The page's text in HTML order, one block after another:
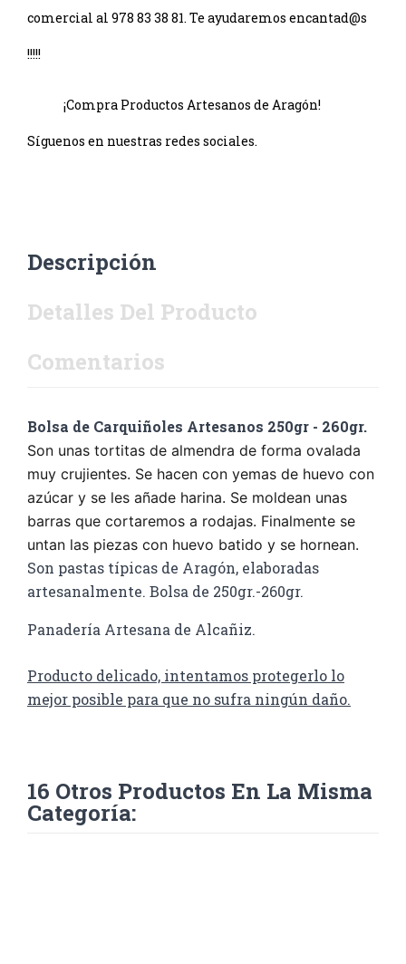
comercial al 978 83 38 81. Te ayudaremos encantad@s
!!!!!
¡Compra Productos Artesanos de Aragón!
Síguenos en nuestras redes sociales.
Descripción
Detalles Del Producto
Comentarios
Bolsa de Carquiñoles Artesanos 250gr - 260gr.
Son unas tortitas de almendra de forma ovalada
muy crujientes. Se hacen con yemas de huevo con
azúcar y se les añade harina. Se moldean unas
barras que cortaremos a rodajas. Finalmente se
untan las piezas con huevo batido y se hornean.
Son pastas típicas de Aragón, elaboradas
artesanalmente. Bolsa de 250gr.-260gr.
Panadería Artesana de Alcañiz.
Producto delicado, intentamos protegerlo lo
mejor posible para que no sufra ningún daño.
16 Otros Productos En La Misma
Categoría: